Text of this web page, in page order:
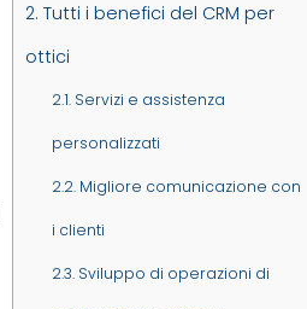
2. Tutti i benefici del CRM per
ottici
2.1.Servizi e assistenza
personalizzati
2.2.Migliore comunicazione con
i clienti
2.3.Sviluppo di operazioni di